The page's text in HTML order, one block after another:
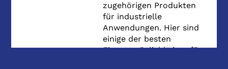
zugehörigen Produkten
für industrielle
Anwendungen. Hier sind
einige der besten
Einsatzmöglichkeiten für